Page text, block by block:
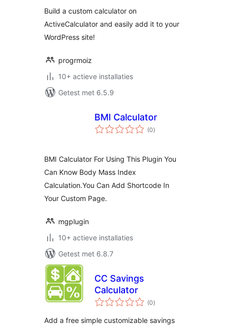
Build a custom calculator on
ActiveCalculator and easily add it to your
WordPress site!
progrmoiz
10+ actieve installaties
Getest met 6.5.9
BMI Calculator
(0totaal
waarderingen
)
BMI Calculator For Using This Plugin You
Can Know Body Mass Index
Calculation.You Can Add Shortcode In
Your Custom Page.
mgplugin
10+ actieve installaties
Getest met 6.8.7
CC Savings
Calculator
(0totaal
waarderingen
)
Add a free simple customizable savings